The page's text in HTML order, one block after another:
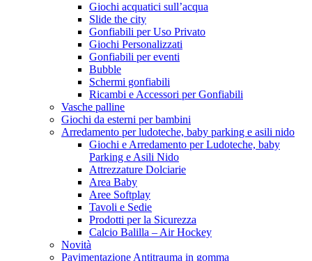
Giochi acquatici sull’acqua
Slide the city
Gonfiabili per Uso Privato
Giochi Personalizzati
Gonfiabili per eventi
Bubble
Schermi gonfiabili
Ricambi e Accessori per Gonfiabili
Vasche palline
Giochi da esterni per bambini
Arredamento per ludoteche, baby parking e asili nido
Giochi e Arredamento per Ludoteche, baby
Parking e Asili Nido
Attrezzature Dolciarie
Area Baby
Aree Softplay
Tavoli e Sedie
Prodotti per la Sicurezza
Calcio Balilla – Air Hockey
Novità
Pavimentazione Antitrauma in gomma